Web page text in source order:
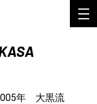
年 大黒流